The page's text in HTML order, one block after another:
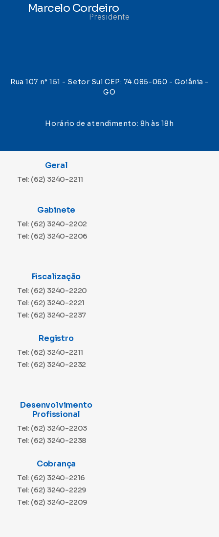
Marcelo Cordeiro
Presidente
Rua 107 n° 151 - Setor Sul CEP: 74.085-060 - Goiânia -
GO
Horário de atendimento: 8h às 18h
Geral
Tel: (62) 3240-2211
Gabinete
Tel: (62) 3240-2202
Tel: (62) 3240-2206
Fiscalização
Tel: (62) 3240-2220
Tel: (62) 3240-2221
Tel: (62) 3240-2237
Registro
Tel: (62) 3240-2211
Tel: (62) 3240-2232
Desenvolvimento
Profissional
Tel: (62) 3240-2203
Tel: (62) 3240-2238
Cobrança
Tel: (62) 3240-2216
Tel: (62) 3240-2229
Tel: (62) 3240-2209